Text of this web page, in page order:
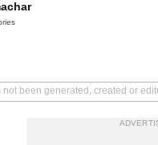
not been generated, created or